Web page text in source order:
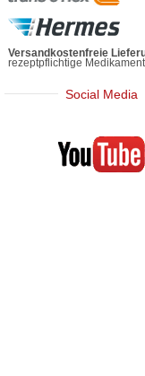
Versandkostenfreie
rezeptpflichtige
Social Media
Mediherz